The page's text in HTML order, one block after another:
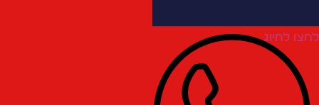
לחיוג